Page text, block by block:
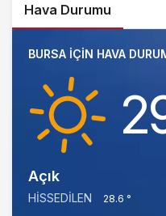
Hava Durumu
BURSA IÇIN HAVA
Açık
HISSEDILEN 28.6 °